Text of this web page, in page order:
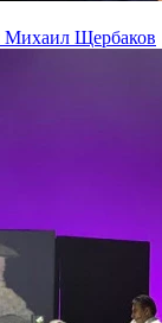
Михаил Щербаков